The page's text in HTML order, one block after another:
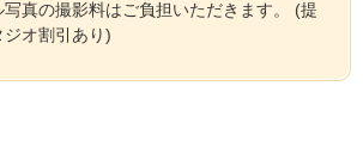
写真の撮影料はご負担いただきます。 (提
オ割引あり)